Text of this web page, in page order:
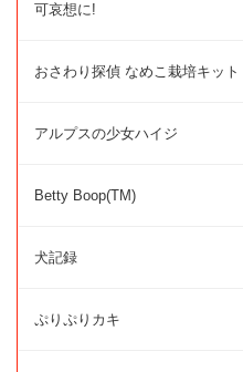
可哀想に!
おさわり探偵 なめこ栽培キット
アルプスの少女ハイジ
Betty Boop(TM)
犬記録
ぷりぷりカキ